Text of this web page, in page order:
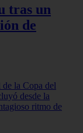
tras un
de